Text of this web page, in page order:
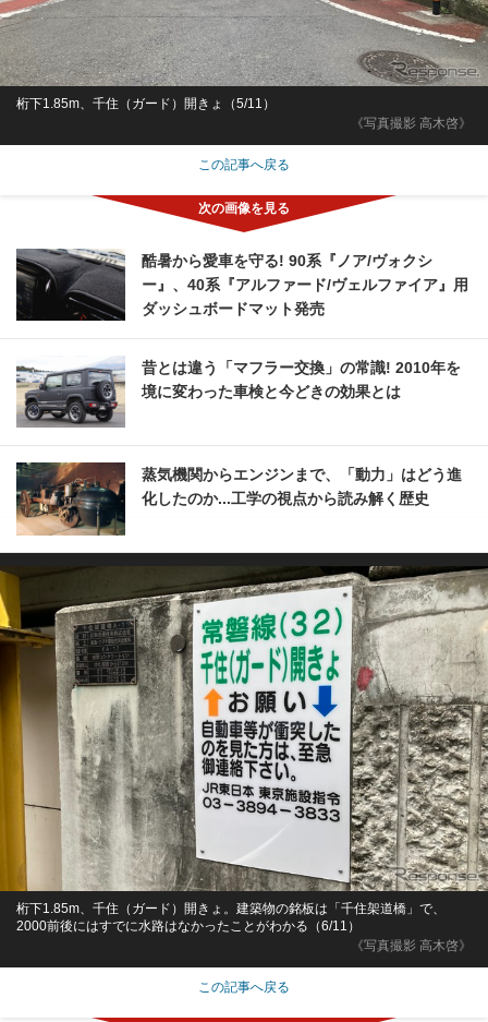
《写真撮影 高木啓》
桁下1.85m、千住（ガード）開きょ（5/11）
この記事へ戻る
酷暑から愛車を守る! 90系『ノア/ヴォクシ
ー』、40系『アルファード/ヴェルファイア』用
ダッシュボードマット発売
昔とは違う「マフラー交換」の常識! 2010年を
境に変わった車検と今どきの効果とは
蒸気機関からエンジンまで、「動力」はどう進
化したのか...工学の視点から読み解く歴史
《写真撮影 高木啓》
桁下1.85m、千住（ガード）開きょ。建築物の銘板は「千住架道橋」で、
2000前後にはすでに水路はなかったことがわかる（6/11）
この記事へ戻る